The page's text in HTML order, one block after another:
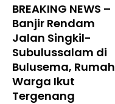
BREAKING NEWS –
Banjir Rendam
Jalan Singkil-
Subulussalam di
Bulusema, Rumah
Warga Ikut
Tergenang